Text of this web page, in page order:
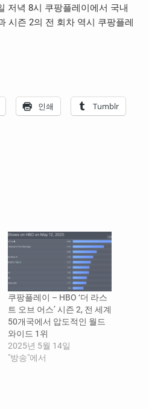
저녁 8시 쿠팡플레이에서 국내
시즌 2의 전 회차 역시 쿠팡플레
인쇄 Tumblr
쿠팡플레이 – HBO ‘더 라스
트 오브 어스’ 시즌 2, 전 세계
50개국에서 압도적인 월드
와이드 1위
2025년 5월 14일
"방송"에서